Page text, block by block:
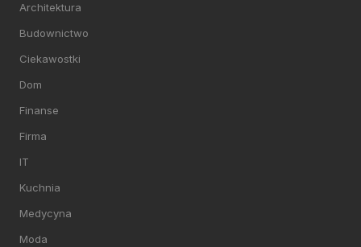
Architektura
Budownictwo
Ciekawostki
Dom
Finanse
Firma
IT
Kuchnia
Medycyna
Moda